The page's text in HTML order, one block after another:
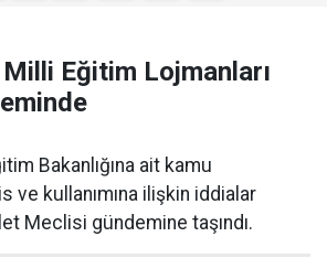
Eğitim Lojmanları
Bakanlığına ait kamu
ve kullanımına ilişkin iddialar
Meclisi gündemine taşındı.